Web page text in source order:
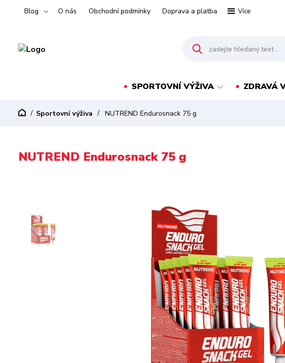
Blog O nás Obchodní podmínky Doprava a platba Více
SPORTOVNÍ VÝŽIVA ZDRAVÁ
Sportovní výživa NUTREND Endurosnack 75 g
NUTREND Endurosnack 75 g